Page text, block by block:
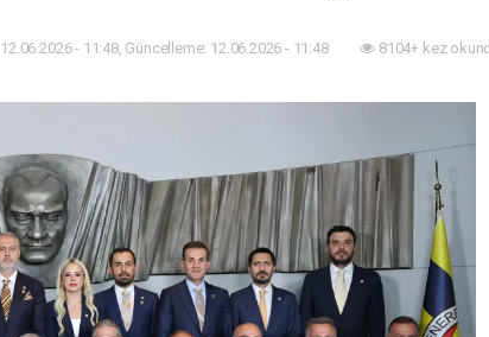
12.06.2026 - 11:48, Güncelleme: 12.06.2026 - 11:48 8104+ kez